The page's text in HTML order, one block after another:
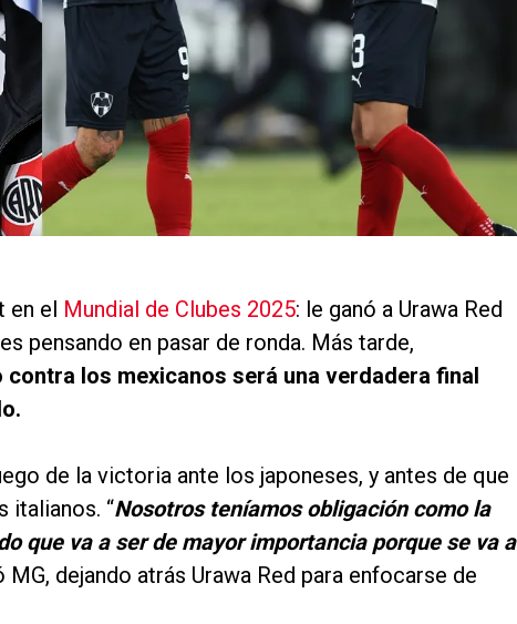
en el Mundial de Clubes 2025: le ganó a Urawa Red
pensando en pasar de ronda. Más tarde,
contra los mexicanos será una verdadera final
de la victoria ante los japoneses, y antes de que
italianos. “Nosotros teníamos obligación como la
que va a ser de mayor importancia porque se va a
dejando atrás Urawa Red para enfocarse de